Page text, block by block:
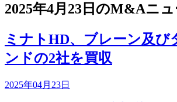
2025年4月23日のM&Aニ
ミナトHD、ブレーン及び
ンドの2社を買収
2025年04月23日